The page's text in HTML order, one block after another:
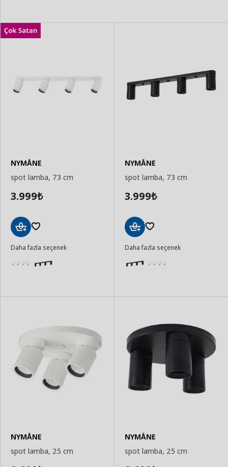
NYMÅNE
spot lamba, 73 cm
3.999₺
Ekle
Daha fazla seçenek
NYMÅNE
spot lamba, 73 cm
3.999₺
Ekle
Daha fazla seçenek
NYMÅNE
spot lamba, 25 cm
NYMÅNE
spot lamba, 25 cm